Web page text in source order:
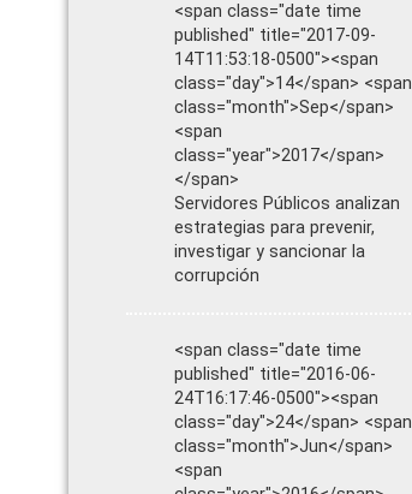
<span class="date time
published" title="2017-09-
14T11:53:18-0500"><span
class="day">14</span> <span
class="month">Sep</span>
<span
class="year">2017</span>
</span>
Servidores Públicos analizan
estrategias para prevenir,
investigar y sancionar la
corrupción
<span class="date time
published" title="2016-06-
24T16:17:46-0500"><span
class="day">24</span> <span
class="month">Jun</span>
<span